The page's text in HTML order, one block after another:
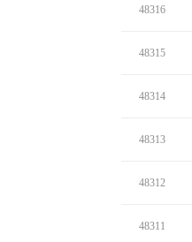
48316
48315
48314
48313
48312
48311